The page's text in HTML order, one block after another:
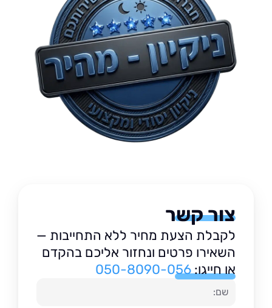
צור קשר
לקבלת הצעת מחיר ללא התחייבות —
השאירו פרטים ונחזור אליכם בהקדם
או חייגו:050-8090-056